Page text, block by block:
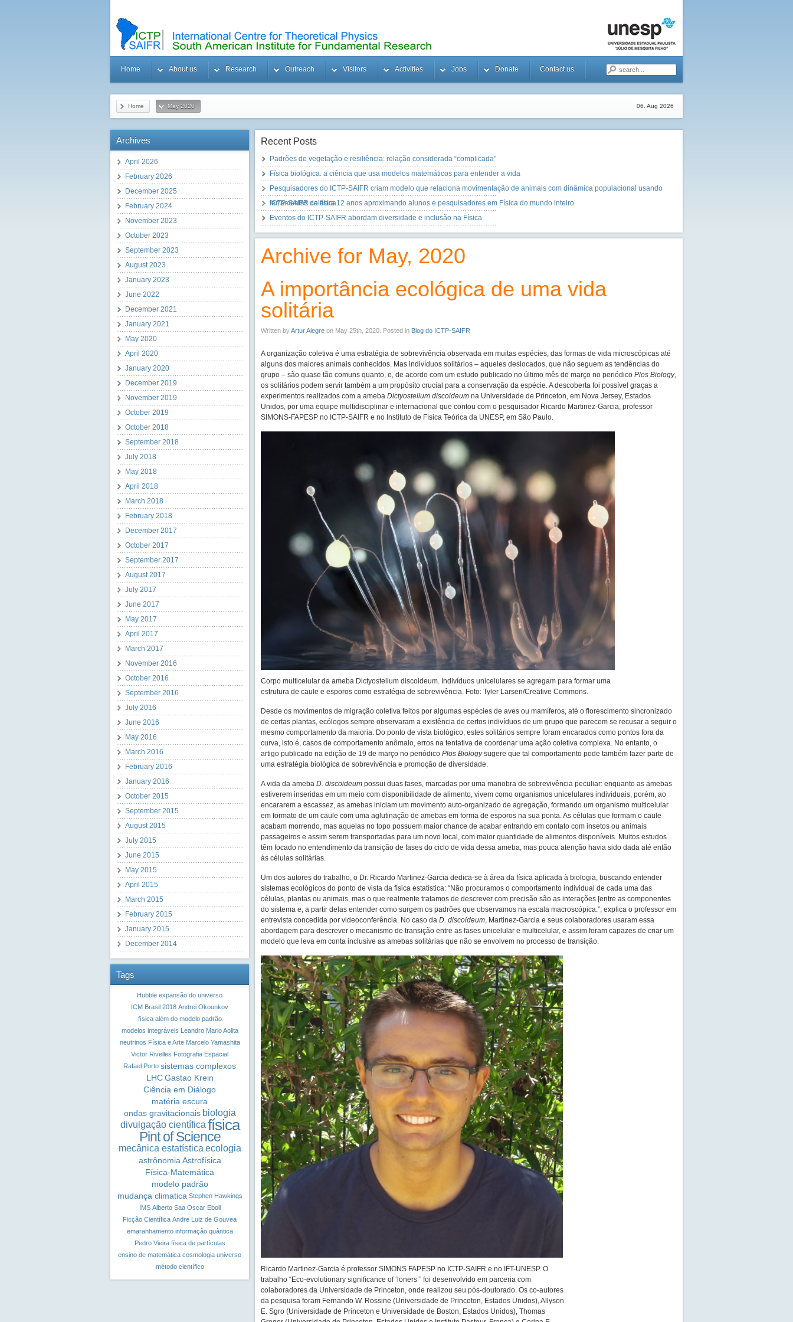
Home About us Research Outreach Visitors Activities Jobs Donate Contact us
Home May 2020 06. Aug 2026
RecentPosts
Padrões de vegetação e resiliência: relação considerada “complicada”
Física biológica: a ciência que usa modelos matemáticos para entender a vida
Pesquisadores do ICTP-SAIFR criam modelo que relaciona movimentação de animais com dinâmica populacional usando
ferramentas da física
ICTP-SAIFR celebra 12 anos aproximando alunos e pesquisadores em Física do mundo inteiro
Eventos do ICTP-SAIFR abordam diversidade e inclusão na Física
Archive for May, 2020
A importância ecológica de uma vida
solitária
Written byArtur Alegre on May 25th, 2020. Posted in Blog do ICTP-SAIFR
A organização coletiva é uma estratégia de sobrevivência observada em muitas espécies, das formas de vida microscópicas até
alguns dos maiores animais conhecidos. Mas indivíduos solitários – aqueles deslocados, que não seguem as tendências do
grupo – são quase tão comuns quanto, e, de acordo com um estudo publicado no último mês de março no periódico Plos Biology,
os solitários podem servir também a um propósito crucial para a conservação da espécie. A descoberta foi possível graças a
experimentos realizados com a ameba Dictyostelium discoideum na Universidade de Princeton, em Nova Jersey, Estados
Unidos, por uma equipe multidisciplinar e internacional que contou com o pesquisador Ricardo Martinez-Garcia, professor
SIMONS-FAPESP no ICTP-SAIFR e no Instituto de Física Teórica da UNESP, em São Paulo.
Corpo multicelular da ameba Dictyostelium discoideum. Indivíduos unicelulares se agregam para formar uma
estrutura de caule e esporos como estratégia de sobrevivência. Foto: Tyler Larsen/Creative Commons.
Desde os movimentos de migração coletiva feitos por algumas espécies de aves ou mamíferos, até o florescimento sincronizado
de certas plantas, ecólogos sempre observaram a existência de certos indivíduos de um grupo que parecem se recusar a seguir o
mesmo comportamento da maioria. Do ponto de vista biológico, estes solitários sempre foram encarados como pontos fora da
curva, isto é, casos de comportamento anômalo, erros na tentativa de coordenar uma ação coletiva complexa. No entanto, o
artigo publicado na edição de 19 de março no periódico Plos Biologysugere que tal comportamento pode também fazer parte de
uma estratégia biológica de sobrevivência e promoção de diversidade.
A vida da ameba D. discoideum possui duas fases, marcadas por uma manobra de sobrevivência peculiar: enquanto as amebas
estiverem inseridas em um meio com disponibilidade de alimento, vivem como organismos unicelulares individuais, porém, ao
encararem a escassez, as amebas iniciam um movimento auto-organizado de agregação, formando um organismo multicelular
em formato de um caule com uma aglutinação de amebas em forma de esporos na sua ponta. As células que formam o caule
acabam morrendo, mas aquelas no topo possuem maior chance de acabar entrando em contato com insetos ou animais
passageiros e assim serem transportadas para um novo local, com maior quantidade de alimentos disponíveis. Muitos estudos
têm focado no entendimento da transição de fases do ciclo de vida dessa ameba, mas pouca atenção havia sido dada até então
às células solitárias.
Um dos autores do trabalho, o Dr. Ricardo Martinez-Garcia dedica-se à área da física aplicada à biologia, buscando entender
sistemas ecológicos do ponto de vista da física estatística: “Não procuramos o comportamento individual de cada uma das
células, plantas ou animais, mas o que realmente tratamos de descrever com precisão são as interações [entre as componentes
do sistema e, a partir delas entender como surgem os padrões que observamos na escala macroscópica.”, explica o professor em
entrevista concedida por videoconferência. No caso da D. discoideum, Martinez-Garcia e seus colaboradores usaram essa
abordagem para descrever o mecanismo de transição entre as fases unicelular e multicelular, e assim foram capazes de criar um
modelo que leva em conta inclusive as amebas solitárias que não se envolvem no processo de transição.
Ricardo Martinez-Garcia é professor SIMONS FAPESP no ICTP-SAIFR e no IFT-UNESP. O
trabalho “Eco-evolutionary significance of ‘loners’” foi desenvolvido em parceria com
colaboradores da Universidade de Princeton, onde realizou seu pós-doutorado. Os co-autores
da pesquisa foram Fernando W. Rossine (Universidade de Princeton, Estados Unidos), Allyson
E. Sgro (Universidade de Princeton e Universidade de Boston, Estados Unidos), Thomas
Archives
April 2026
February 2026
December 2025
February 2024
November 2023
October 2023
September 2023
August 2023
January 2023
June 2022
December 2021
January 2021
May 2020
April 2020
January 2020
December 2019
November 2019
October 2019
October 2018
September 2018
July 2018
May 2018
April 2018
March 2018
February 2018
December 2017
October 2017
September 2017
August 2017
July 2017
June 2017
May 2017
April 2017
March 2017
November 2016
October 2016
September 2016
July 2016
June 2016
May 2016
March 2016
February 2016
January 2016
October 2015
September 2015
August 2015
July 2015
June 2015
May 2015
April 2015
March 2015
February 2015
January 2015
December 2014
Tags
Hubble expansão do universo
ICM Brasil 2018 Andrei Okounkov
física além do modelo padrão
modelos integráveis Leandro Mario Aolita
neutrinos Física e Arte Marcelo Yamashita
Victor Rivelles Fotografia Espacial
Rafael Porto sistemas complexos
LHC Gastao Krein
Ciência em Diálogo
matéria escura
ondas gravitacionais biologia
divulgação científica física
Pint of Science
mecânica estatística ecologia
astrônomia Astrofísica
Física-Matemática
modelo padrão
mudança climatica Stephen Hawkings
IMS Alberto Saa Oscar Eboli
Ficção Científica Andre Luiz de Gouvea
emaranhamento informação quântica
Pedro Vieira física de partículas
ensino de matemática cosmologia universo
método científico